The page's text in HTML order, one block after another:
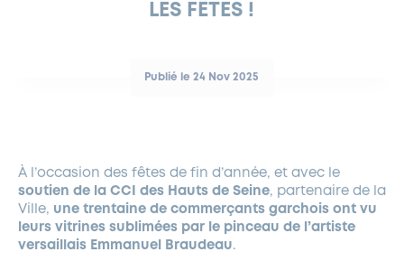
EAU POTABLE ET ASSAINISSEMENT
DÉCLARATION DE CATASTROPHE NATURELLE
LOCATION DE SALLES
INFORMATIONS PRATIQUES
PANNEAUX D’AFFICHAGE LIBRE
DEMANDE D’ABATTAGE
GESTION DU PATRIMOINE ARBORÉ
LES FÊTES !
Publié le 24 Nov 2025
À l’occasion des fêtes de fin d’année, et avec le
soutien de la CCI des Hauts de Seine, partenaire de la
Ville, une trentaine de commerçants garchois ont vu
leurs vitrines sublimées par le pinceau de l’artiste
versaillais Emmanuel Braudeau.